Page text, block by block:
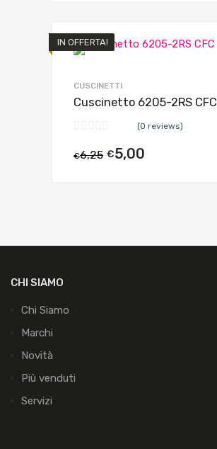
IN OFFERTA!
CUSCINETTI
Cuscinetto 6205-2RS CFC
(0 reviews)
€6,25 €5,00
CHI SIAMO
Chi Siamo
Marchi
Novità
Più venduti
Servizi